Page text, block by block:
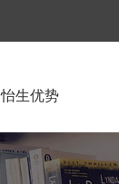
怡生优势